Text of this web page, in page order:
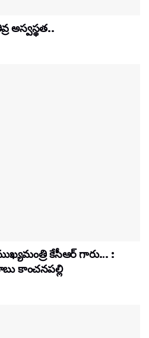
అస్వస్థత..
కేసీఆర్ గారు… :
కాంచనపల్లి